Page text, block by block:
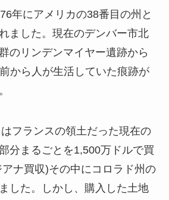
年にアメリカの38番目の州と
ました。現在のデンバー市北
のリンデンマイヤー遺跡から
から人が生活していた痕跡が
フランスの領土だった現在の
分まるごとを1,500万ドルで買
ナ買収)その中にコロラド州の
した。しかし、購入した土地